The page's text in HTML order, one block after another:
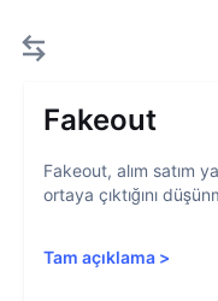
Fakeout
Fakeout, alım satım
ortaya çıktığını
Tam açıklama >